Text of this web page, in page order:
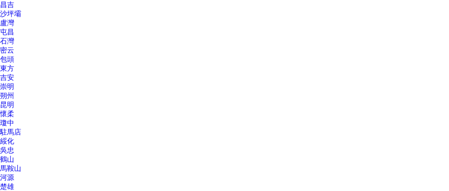
昌吉
沙坪壩
盧灣
屯昌
石灣
密云
包頭
東方
吉安
崇明
朔州
昆明
懷柔
瓊中
駐馬店
綏化
吳忠
鶴山
馬鞍山
河源
楚雄